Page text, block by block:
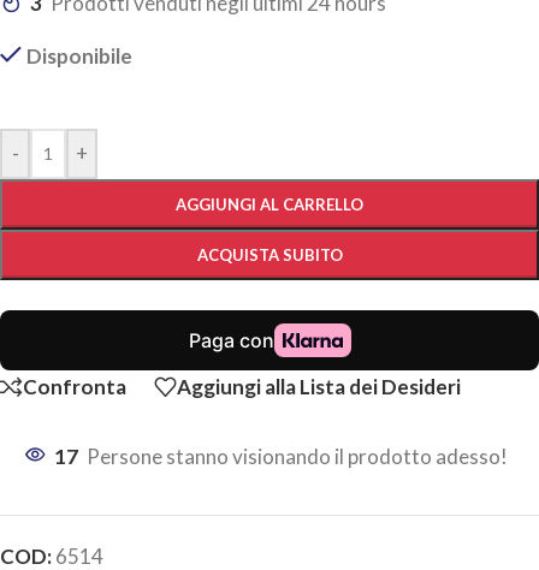
Disponibile
- +
AGGIUNGI AL CARRELLO
ACQUISTA SUBITO
Confronta Aggiungi alla Lista dei Desideri
17 Persone stanno visionando il prodotto adesso!
COD:6514